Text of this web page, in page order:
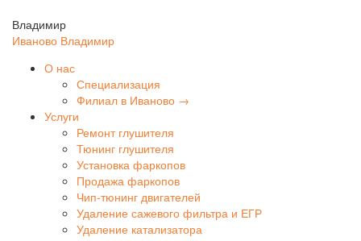
Владимир
Иваново Владимир
О нас
Специализация
Филиал в Иваново →
Услуги
Ремонт глушителя
Тюнинг глушителя
Установка фаркопов
Продажа фаркопов
Чип-тюнинг двигателей
Удаление сажевого фильтра и ЕГР
Удаление катализатора